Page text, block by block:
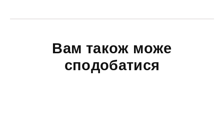
Вам також може
сподобатися